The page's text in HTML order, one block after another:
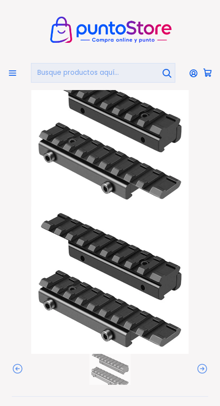
Inicio OTRAS CATEGORIAS Caza Y Pesca
Montura Adaptador Mira Telescópica Riel 11 A 20mm -
Ps